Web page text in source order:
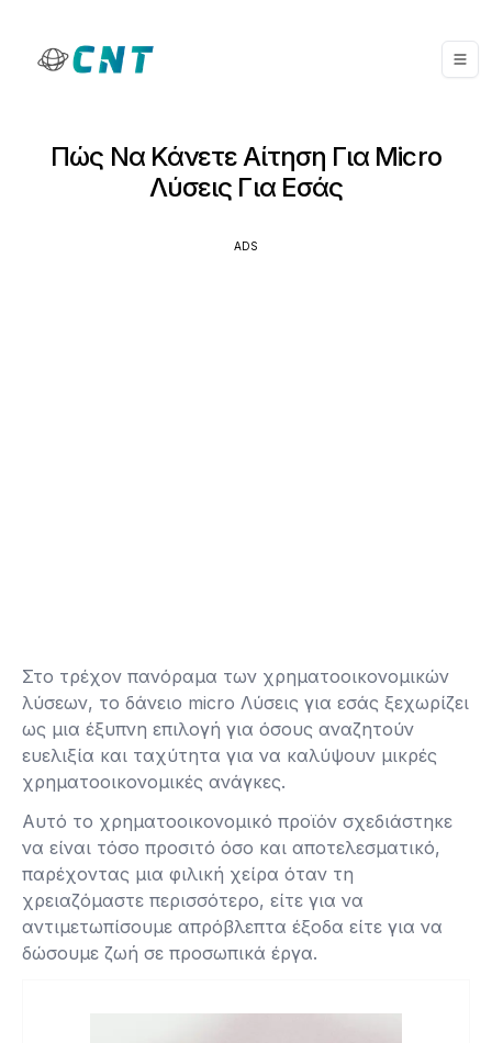
Πώς Να Κάνετε Αίτηση Για Micro
Λύσεις Για Εσάς
ADS
Στο τρέχον πανόραμα των χρηματοοικονομικών
λύσεων, το δάνειο micro Λύσεις για εσάς ξεχωρίζει
ως μια έξυπνη επιλογή για όσους αναζητούν
ευελιξία και ταχύτητα για να καλύψουν μικρές
χρηματοοικονομικές ανάγκες.
Αυτό το χρηματοοικονομικό προϊόν σχεδιάστηκε
να είναι τόσο προσιτό όσο και αποτελεσματικό,
παρέχοντας μια φιλική χείρα όταν τη
χρειαζόμαστε περισσότερο, είτε για να
αντιμετωπίσουμε απρόβλεπτα έξοδα είτε για να
δώσουμε ζωή σε προσωπικά έργα.